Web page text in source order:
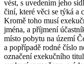
vést, s uvedením jeho
činí, které věci se týká a
Kromě toho musí
jména, a příjmení
místo pobytu na území
a popřípadě rodné číslo
označení exekučního